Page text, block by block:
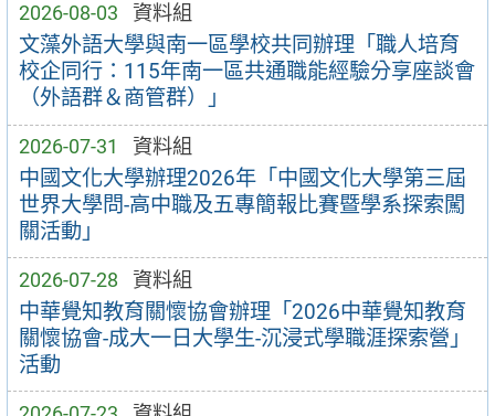
2026-08-03 資料組
文藻外語大學與南一區學校共同辦理「職人培育
校企同行：115年南一區共通職能經驗分享座談會
（外語群＆商管群）」
2026-07-31 資料組
中國文化大學辦理2026年「中國文化大學第三屆
世界大學問-高中職及五專簡報比賽暨學系探索闖
關活動」
2026-07-28 資料組
中華覺知教育關懷協會辦理「2026中華覺知教育
關懷協會-成大一日大學生-沉浸式學職涯探索營」
活動